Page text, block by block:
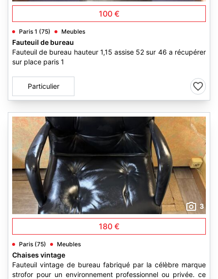
100 €
Paris 1 (75) Meubles
Fauteuil de bureau
Fauteuil de bureau hauteur 1,15 assise 52 sur 46 a récupérer
sur place paris 1
Particulier
3
180 €
Paris (75) Meubles
Chaises vintage
Fauteuil vintage de bureau fabriqué par la célèbre marque
strofor pour un environnement professionnel ou privée. ce